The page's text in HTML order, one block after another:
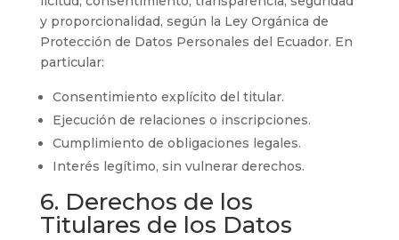
y proporcionalidad, según la Ley Orgánica de
Protección de Datos Personales del Ecuador. En
particular:
Consentimiento explícito del titular.
Ejecución de relaciones o inscripciones.
Cumplimiento de obligaciones legales.
Interés legítimo, sin vulnerar derechos.
6. Derechos de los
Titulares de los Datos